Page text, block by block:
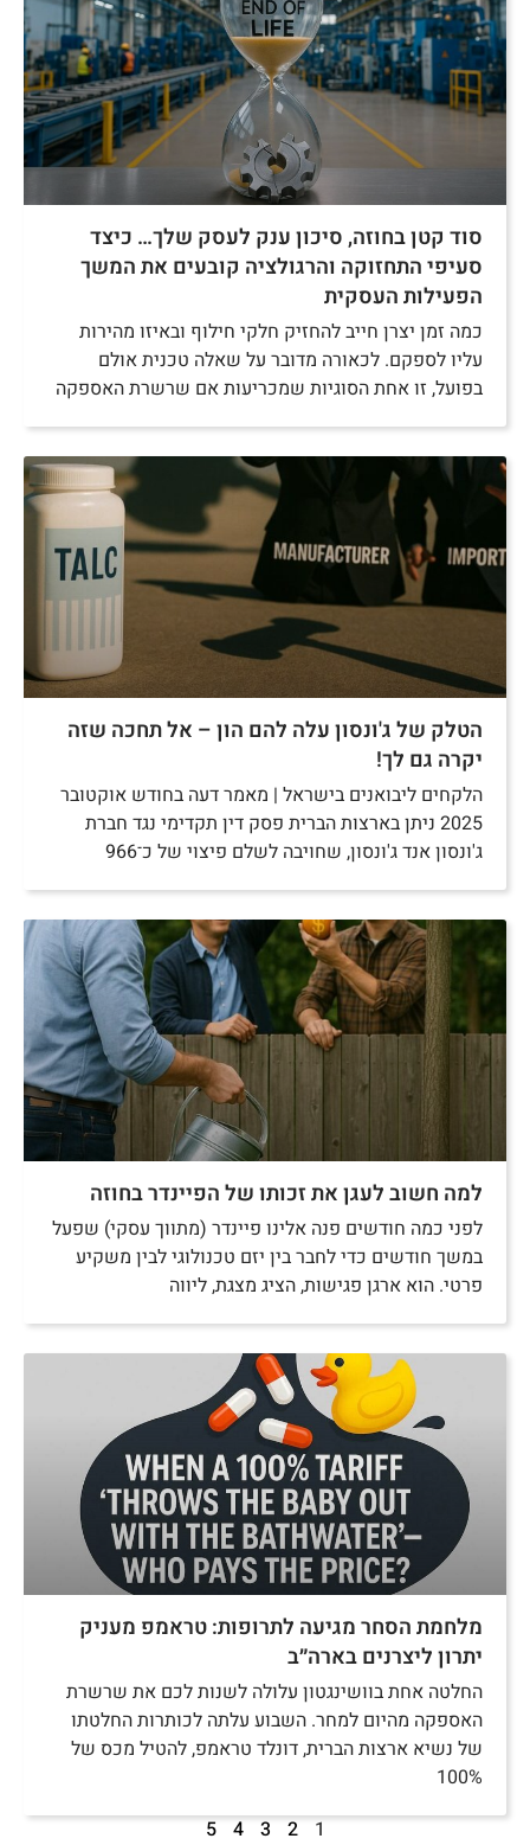
סוד קטן בחוזה, סיכון ענק לעסק שלך… כיצד
סעיפי התחזוקה והרגולציה קובעים את המשך
הפעילות העסקית
כמה זמן יצרן חייב להחזיק חלקי חילוף ובאיזו מהירות
עליו לספקם. לכאורה מדובר על שאלה טכנית אולם
בפועל, זו אחת הסוגיות שמכריעות אם שרשרת האספקה
הטלק של ג'ונסון עלה להם הון – אל תחכה שזה
יקרה גם לך!
הלקחים ליבואנים בישראל | מאמר דעה בחודש אוקטובר
2025 ניתן בארצות הברית פסק דין תקדימי נגד חברת
ג'ונסון אנד ג'ונסון, שחויבה לשלם פיצוי של כ־966
למה חשוב לעגן את זכותו של הפיינדר בחוזה
לפני כמה חודשים פנה אלינו פיינדר (מתווך עסקי) שפעל
במשך חודשים כדי לחבר בין יזם טכנולוגי לבין משקיע
פרטי. הוא ארגן פגישות, הציג מצגת, ליווה
מלחמת הסחר מגיעה לתרופות: טראמפ מעניק
יתרון ליצרנים בארה״ב
החלטה אחת בוושינגטון עלולה לשנות לכם את שרשרת
האספקה מהיום למחר. השבוע עלתה לכותרות החלטתו
של נשיא ארצות הברית, דונלד טראמפ, להטיל מכס של
100%
1
2
3
4
5